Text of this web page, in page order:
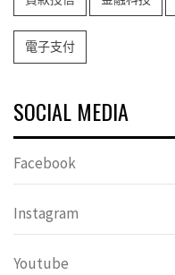
電子支付
SOCIAL MEDIA
Facebook
Instagram
Youtube